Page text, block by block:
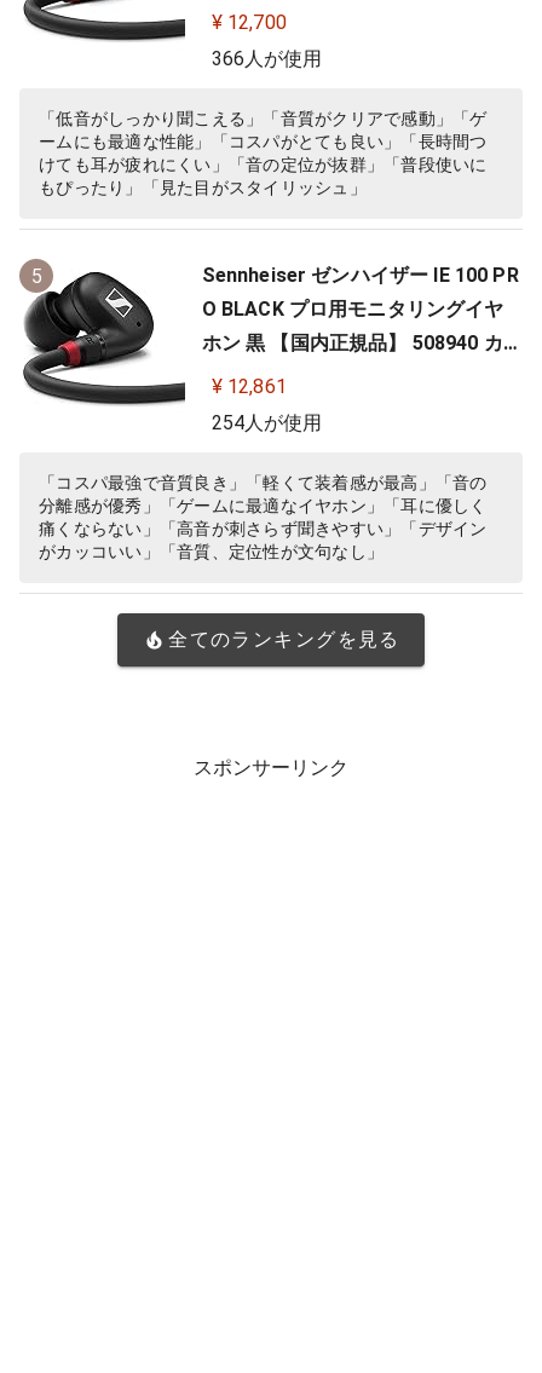
カナル型 有線イヤホン
¥ 12,700
366人が使用
「低音がしっかり聞こえる」「音質がクリアで感動」「ゲ
ームにも最適な性能」「コスパがとても良い」「長時間つ
けても耳が疲れにくい」「音の定位が抜群」「普段使いに
もぴったり」「見た目がスタイリッシュ」
5
Sennheiser ゼンハイザー IE 100 PR
O BLACK プロ用モニタリングイヤ
ホン 黒 【国内正規品】 508940 カナ
ル型 有線イヤホン
¥ 12,861
254人が使用
「コスパ最強で音質良き」「軽くて装着感が最高」「音の
分離感が優秀」「ゲームに最適なイヤホン」「耳に優しく
痛くならない」「高音が刺さらず聞きやすい」「デザイン
がカッコいい」「音質、定位性が文句なし」
全てのランキングを見る
スポンサーリンク